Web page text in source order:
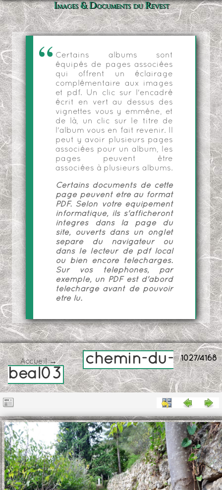
Images & Documents du Revest
Certains albums sont
équipés de pages associées
qui offrent un éclairage
complémentaire aux images
et pdf. Un clic sur l'encadré
écrit en vert au dessus des
vignettes vous y emmène, et
de là, un clic sur le titre de
l'album vous en fait revenir. Il
peut y avoir plusieurs pages
associées pour un album, les
pages peuvent être
associées à plusieurs albums.
Certains documents de cette
page peuvent être au format
PDF. Selon votre équipement
informatique, ils s'afficheront
intégrés dans la page du
site, ouverts dans un onglet
séparé du navigateur ou
dans le lecteur de pdf local
ou bien encore téléchargés.
Sur vos téléphones, par
exemple, un PDF est d'abord
téléchargé avant de pouvoir
être lu.
1027/4168
Accueil→
chemin-du-
beal03